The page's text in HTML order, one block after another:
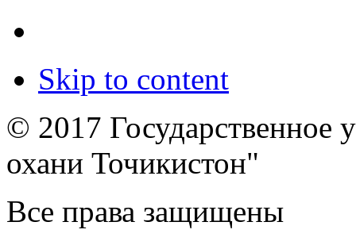
Skip to content
© 2017 Государственное
охани Точикистон"
Все права защищены